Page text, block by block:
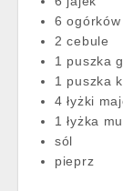
6 ogórków
2 cebule
1 puszka
1 puszka
4 łyżki
1 łyżka
sól
pieprz